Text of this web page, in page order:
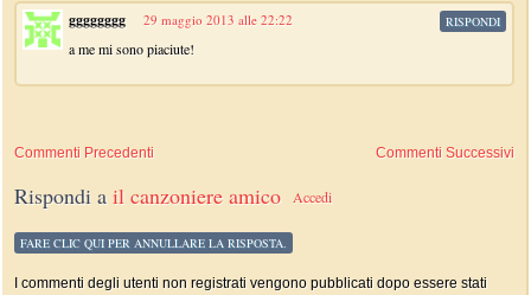
gggggggg 29 maggio 2013 alle 22:22
a me mi sono piaciute!
RISPONDI
Commenti Precedenti Commenti Successivi
Rispondi ail canzoniere amico Accedi
FARE CLIC QUI PER ANNULLARE LA RISPOSTA.
I commenti degli utenti non registrati vengono pubblicati dopo essere stati